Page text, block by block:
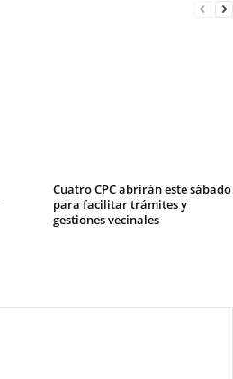
Cuatro CPC abrirán este sábado
para facilitar trámites y
gestiones vecinales